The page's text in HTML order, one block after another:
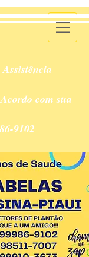
com sua
9102